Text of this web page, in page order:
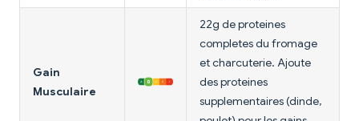
Gain
Musculaire
22g de proteines
completes du fromage
et charcuterie. Ajoute
des proteines
supplementaires (dinde,